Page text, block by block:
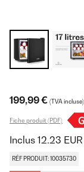
199,99 € (TVA incluse)
Fiche produit (PDF)
Inclus 12.23 EUR
RÉF PRODUIT: 10035730